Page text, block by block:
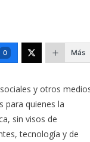
0 Más
y otros
para quienes la
sin visos de
tecnología y de